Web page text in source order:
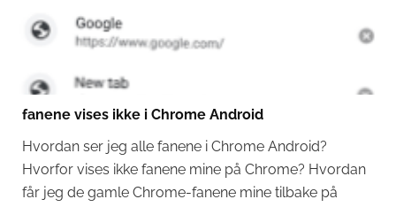
fanene vises ikke i Chrome Android
Hvordan ser jeg alle fanene i Chrome Android?
Hvorfor vises ikke fanene mine på Chrome? Hvordan
får jeg de gamle Chrome-fanene mine tilbake på